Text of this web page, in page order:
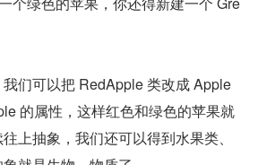
们可以把 RedApple 类改成 Apple
的属性，这样红色和绿色的苹果就
上抽象，我们还可以得到水果类、